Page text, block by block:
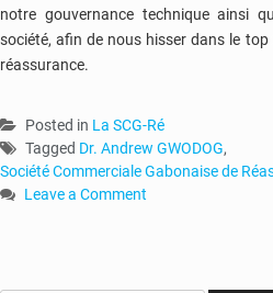
notre gouvernance technique ainsi
société, afin de nous hisser dans le
réassurance.
Posted in La SCG-Ré
Tagged Dr. Andrew GWODOG,
Société Commerciale Gabonaise de
Leave a Comment